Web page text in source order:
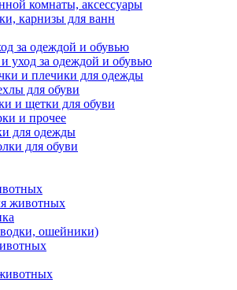
комнаты, аксессуары
карнизы для ванн
за одеждой и обувью
уход за одеждой и обувью
и плечики для одежды
для обуви
и щетки для обуви
и прочее
для одежды
для обуви
животных
ошейники)